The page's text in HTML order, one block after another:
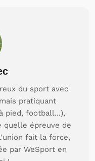
du sport avec
pratiquant
pied, football...),
quelle épreuve de
fait la force,
par WeSport en